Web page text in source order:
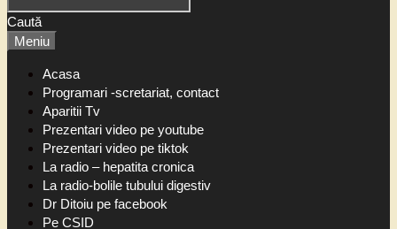
Caută
Meniu
Acasa
Programari -scretariat, contact
Aparitii Tv
Prezentari video pe youtube
Prezentari video pe tiktok
La radio – hepatita cronica
La radio-bolile tubului digestiv
Dr Ditoiu pe facebook
Pe CSID